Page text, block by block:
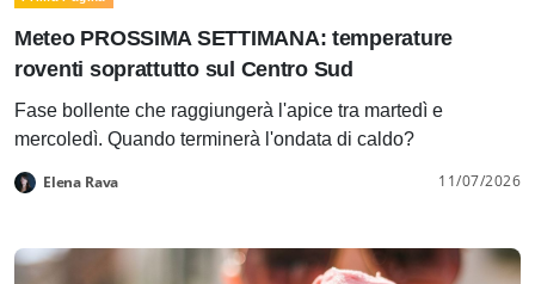
Meteo PROSSIMA SETTIMANA: temperature
roventi soprattutto sul Centro Sud
Fase bollente che raggiungerà l'apice tra martedì e
mercoledì. Quando terminerà l'ondata di caldo?
Elena Rava 11/07/2026